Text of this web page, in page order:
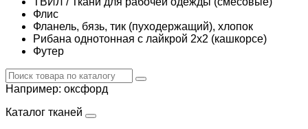
Флис
Фланель, бязь, тик (пуходержащий), хлопок
Рибана однотонная с лайкрой 2х2 (кашкорсе)
Футер
Например: оксфорд
Каталог тканей